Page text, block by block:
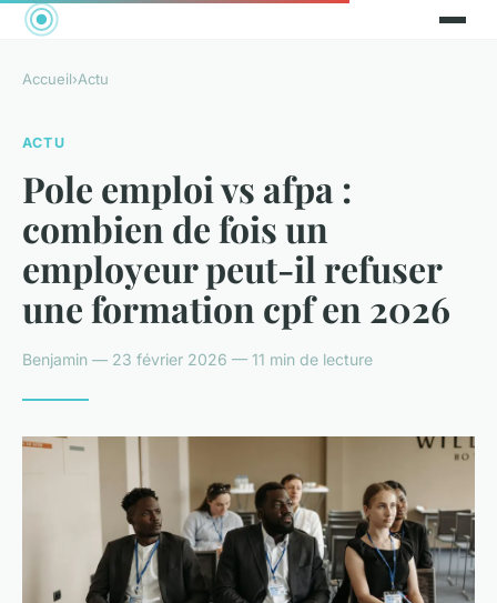
Accueil›Actu
ACTU
Pole emploi vs afpa :
combien de fois un
employeur peut-il refuser
une formation cpf en 2026
Benjamin — 23 février 2026 — 11 min de lecture